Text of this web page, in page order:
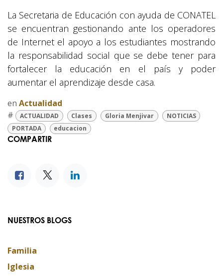
La Secretaria de Educación con ayuda de CONATEL
se encuentran gestionando ante los operadores
de Internet el apoyo a los estudiantes mostrando
la responsabilidad social que se debe tener para
fortalecer la educación en el país y poder
aumentar el aprendizaje desde casa.
en Actualidad
#
ACTUALIDAD Clases Gloria Menjivar
NOTICIAS
PORTADA
educacion
COMPARTIR
NUESTROS BLOGS
Familia
Iglesia